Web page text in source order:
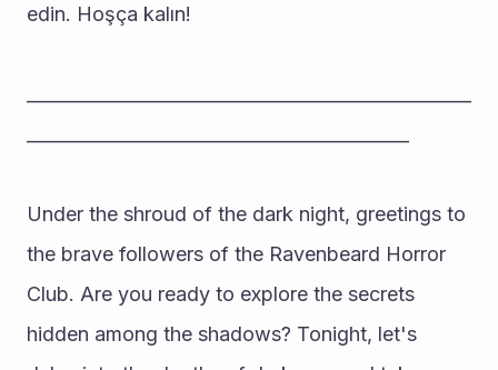
edin. Hoşça kalın!
Under the shroud of the dark night, greetings to
the brave followers of the Ravenbeard Horror
Club. Are you ready to explore the secrets
hidden among the shadows? Tonight, let's